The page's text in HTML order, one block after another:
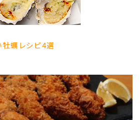
蠣レシピ4選